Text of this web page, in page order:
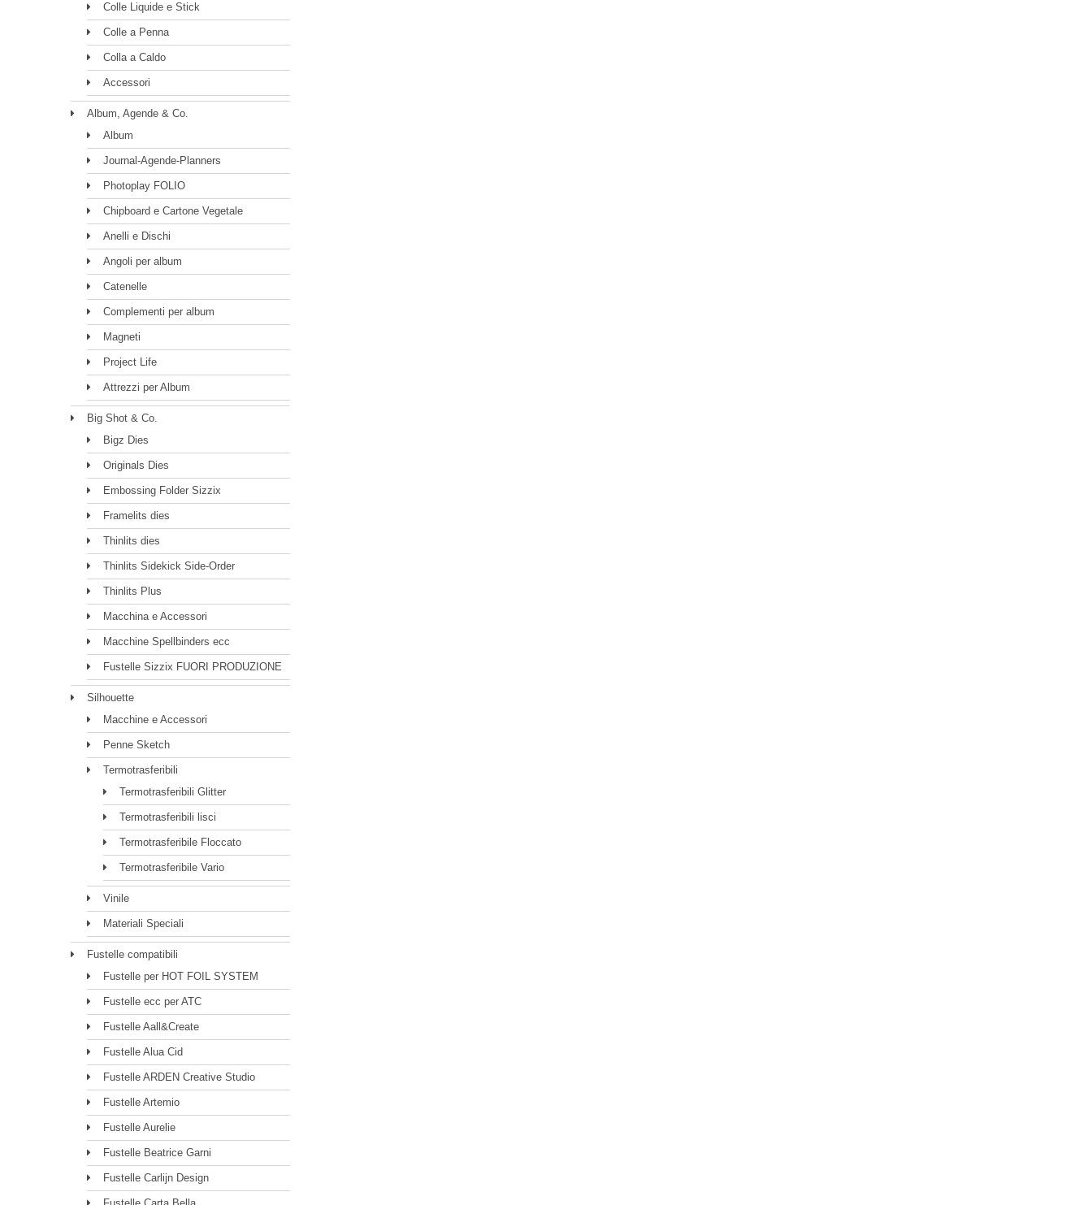
Colle Liquide e Stick
Colle a Penna
Colla a Caldo
Accessori
Album, Agende & Co.
Album
Journal-Agende-Planners
Photoplay FOLIO
Chipboard e Cartone Vegetale
Anelli e Dischi
Angoli per album
Catenelle
Complementi per album
Magneti
Project Life
Attrezzi per Album
Big Shot & Co.
Bigz Dies
Originals Dies
Embossing Folder Sizzix
Framelits dies
Thinlits dies
Thinlits Sidekick Side-Order
Thinlits Plus
Macchina e Accessori
Macchine Spellbinders ecc
Fustelle Sizzix FUORI PRODUZIONE
Silhouette
Macchine e Accessori
Penne Sketch
Termotrasferibili
Termotrasferibili Glitter
Termotrasferibili lisci
Termotrasferibile Floccato
Termotrasferibile Vario
Vinile
Materiali Speciali
Fustelle compatibili
Fustelle per HOT FOIL SYSTEM
Fustelle ecc per ATC
Fustelle Aall&Create
Fustelle Alua Cid
Fustelle ARDEN Creative Studio
Fustelle Artemio
Fustelle Aurelie
Fustelle Beatrice Garni
Fustelle Carlijn Design